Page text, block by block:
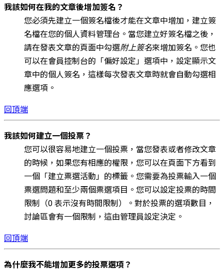
我該如何在我的文章後增加簽名？
您必須先建立一個簽名檔後才能在文章中增加，建立簽
名檔在您的個人資料管理台。當您建立好簽名檔之後，
請在發表文章的頁面中勾選附上簽名來增加簽名。您也
可以在會員控制台的「偏好設定」選項中，設定顯示文
章中的個人簽名，這樣每次發表文章時就會自動勾選相
應選項。
回頂端
我該如何建立一個投票？
您可以很容易地建立一個投票，當您發表或者修改文章
的時候，如果您有相應的權限，您可以在頁面下方看到
一個「建立票選活動」的標籤。您需要為投票輸入一個
票選問題和至少兩個票選項目。您可以設定投票的時間
限制（0 表示沒有時間限制）。對於投票的選項數目，
討論區會有一個限制，這由管理員設定決定。
回頂端
為什麼我不能增加更多的投票選項？